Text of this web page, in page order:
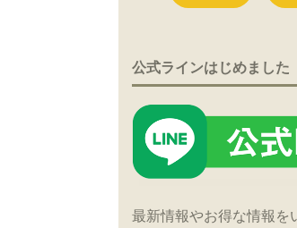
公式ラインはじめました
最新情報やお得な情報を